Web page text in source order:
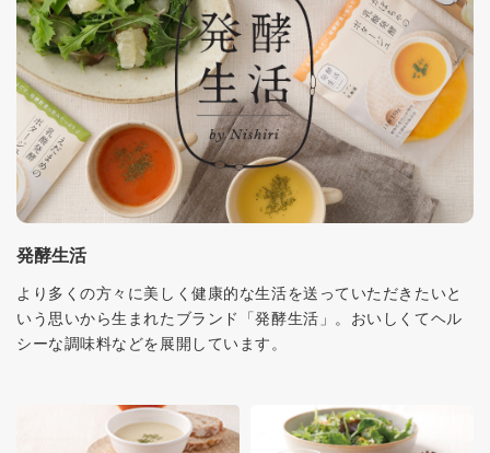
発酵生活
より多くの方々に美しく健康的な生活を送っていただきたいと
いう思いから生まれたブランド「発酵生活」。おいしくてヘル
シーな調味料などを展開しています。